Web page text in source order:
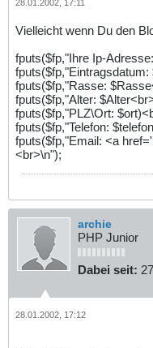
28.01.2002, 17:11
Vielleicht wenn Du den
fputs($fp,"Ihre Ip-
fputs($fp,"Eintragsdatum:
fputs($fp,"Rasse:
fputs($fp,"Alter:
fputs($fp,"PLZ\Ort:
fputs($fp,"Telefon:
fputs($fp,"Email: <a
<br>\n");
archie
PHP Junior
Dabei seit:
28.01.2002, 17:12